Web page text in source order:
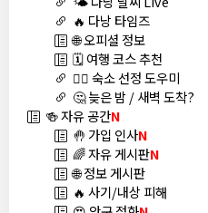
🔥 다낭 타임즈
🌐 오피셜 정보
🗓️ 여행 코스 추천
🏊‍♀️ 숙소 선정 도우미
🤔 늦은 밤 / 새벽 도착?
🍻 자유 공간N
🤚 가입 인사N
🌈 자유 게시판N
🌐 정보 게시판
🔥 사기/내상 피해